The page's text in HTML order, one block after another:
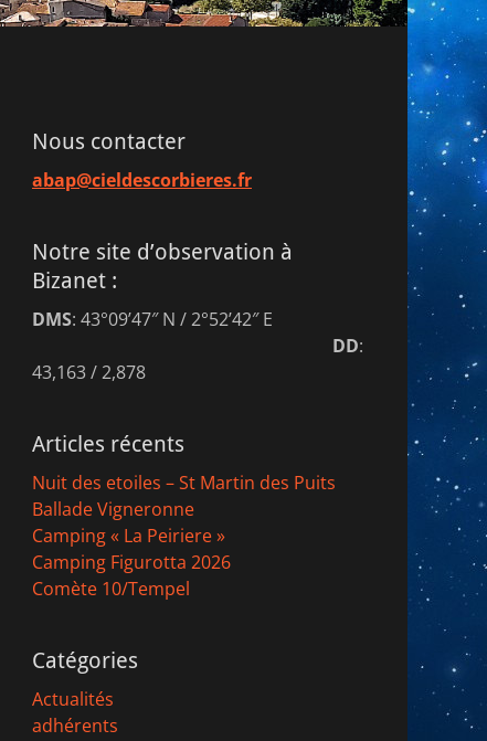
Nous contacter
abap@cieldescorbieres.fr
Notre site d’observation à
Bizanet :
DMS: 43°09’47″ N / 2°52’42″ E
DD:
43,163 / 2,878
Articles récents
Nuit des etoiles – St Martin des Puits
Ballade Vigneronne
Camping « La Peiriere »
Camping Figurotta 2026
Comète 10/Tempel
Catégories
Actualités
adhérents